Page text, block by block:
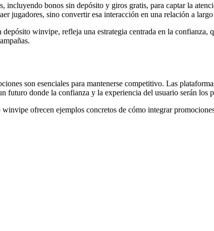
incluyendo bonos sin depósito y giros gratis, para captar la
jugadores, sino convertir esa interacción en una relación a
winvipe, refleja una estrategia centrada en la confianza,
son esenciales para mantenerse competitivo. Las
futuro donde la confianza y la experiencia del usuario serán los
ofrecen ejemplos concretos de cómo integrar